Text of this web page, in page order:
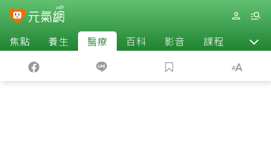
焦點 養生 醫療 百科 影音 課程 退休